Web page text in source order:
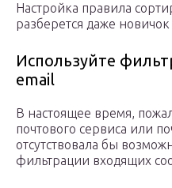
Настройка правила
разберется даже новичок
Используйте
email
В настоящее время,
почтового сервиса или
отсутствовала бы
фильтрации входящих